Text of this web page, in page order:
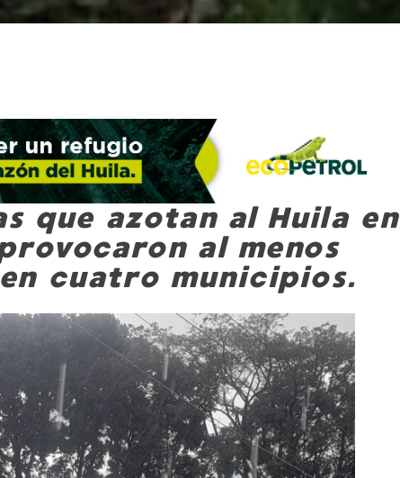
que azotan al Huila en
al menos
cuatro municipios.